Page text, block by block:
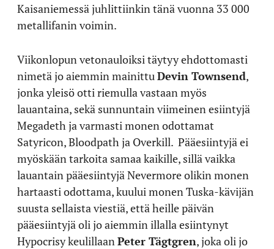
Kaisaniemessä juhlittiinkin tänä vuonna 33 000
metallifanin voimin.
Viikonlopun vetonauloiksi täytyy ehdottomasti
nimetä jo aiemmin mainittu Devin Townsend,
jonka yleisö otti riemulla vastaan myös
lauantaina, sekä sunnuntain viimeinen esiintyjä
Megadeth ja varmasti monen odottamat
Satyricon, Bloodpath ja Overkill. Pääesiintyjä ei
myöskään tarkoita samaa kaikille, sillä vaikka
lauantain pääesiintyjä Nevermore olikin monen
hartaasti odottama, kuului monen Tuska-kävijän
suusta sellaista viestiä, että heille päivän
pääesiintyjä oli jo aiemmin illalla esiintynyt
Hypocrisy keulillaan Peter Tägtgren, joka oli jo